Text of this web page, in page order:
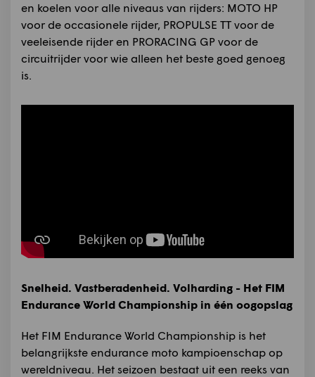
en koelen voor alle niveaus van rijders: MOTO HP
voor de occasionele rijder, PROPULSE TT voor de
veeleisende rijder en PRORACING GP voor de
circuitrijder voor wie alleen het beste goed genoeg
is.
Snelheid. Vastberadenheid. Volharding - Het FIM
Endurance World Championship in één oogopslag
Het FIM Endurance World Championship is het
belangrijkste endurance moto kampioenschap op
wereldniveau. Het seizoen bestaat uit een reeks van